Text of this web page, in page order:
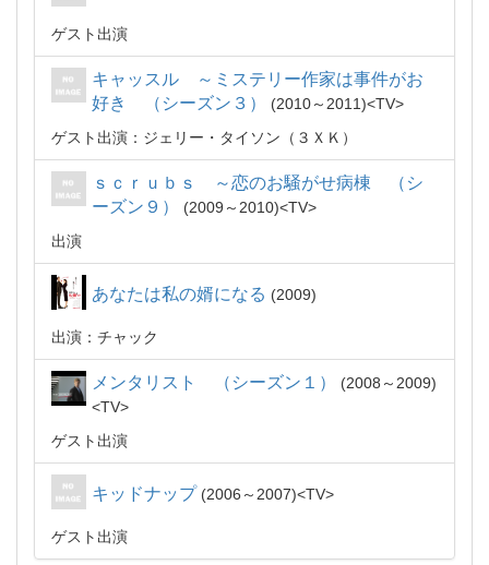
ゲスト出演
キャッスル ～ミステリー作家は事件がお
好き （シーズン３）
2010～2011
TV
ゲスト出演：ジェリー・タイソン（３ＸＫ）
ｓｃｒｕｂｓ ～恋のお騒がせ病棟 （シ
ーズン９）
2009～2010
TV
出演
あなたは私の婿になる 2009
出演：チャック
メンタリスト （シーズン１）
2008～2009
TV
ゲスト出演
キッドナップ 2006～2007 TV
ゲスト出演